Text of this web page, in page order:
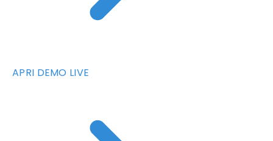
APRI DEMO LIVE